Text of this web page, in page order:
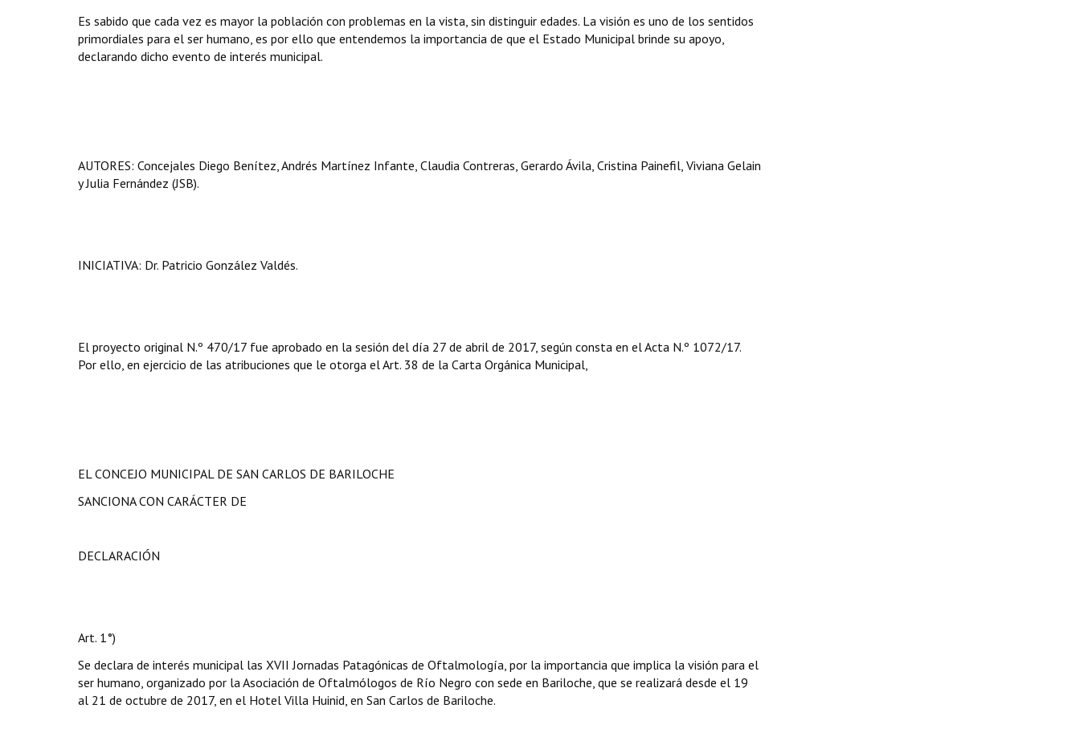
Es sabido que cada vez es mayor la población con problemas en la vista, sin distinguir edades. La visión es uno de los sentidos
primordiales para el ser humano, es por ello que entendemos la importancia de que el Estado Municipal brinde su apoyo,
declarando dicho evento de interés municipal.
AUTORES: Concejales Diego Benítez, Andrés Martínez Infante, Claudia Contreras, Gerardo Ávila, Cristina Painefil, Viviana Gelain
y Julia Fernández (JSB).
INICIATIVA: Dr. Patricio González Valdés.
El proyecto original N.º 470/17 fue aprobado en la sesión del día 27 de abril de 2017, según consta en el Acta N.º 1072/17.
Por ello, en ejercicio de las atribuciones que le otorga el Art. 38 de la Carta Orgánica Municipal,
EL CONCEJO MUNICIPAL DE SAN CARLOS DE BARILOCHE
SANCIONA CON CARÁCTER DE
DECLARACIÓN
Art. 1°)
Se declara de interés municipal las XVII Jornadas Patagónicas de Oftalmología, por la importancia que implica la visión para el
ser humano, organizado por la Asociación de Oftalmólogos de Río Negro con sede en Bariloche, que se realizará desde el 19
al 21 de octubre de 2017, en el Hotel Villa Huinid, en San Carlos de Bariloche.